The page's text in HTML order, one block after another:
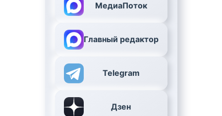
МедиаПоток
Главный редактор
Telegram
Дзен